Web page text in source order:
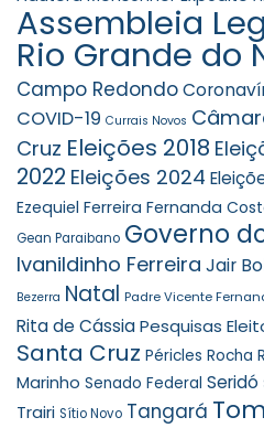
Assembleia
Rio Grande do
Campo Redondo
COVID-19 Currais Novos
Cruz Eleições 2018
2022 Eleições 2024
Ezequiel Ferreira Fernanda
Gean Paraibano Governo
Ivanildinho Ferreira Jair
Bezerra Natal Padre Vicente
Rita de CássiaPesquisas
Santa Cruz Péricles Rocha
Marinho Senado Federal Seridó
Trairi Sítio Novo Tangará